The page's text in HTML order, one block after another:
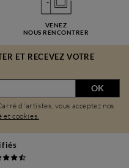
VENEZ
NOUS RENCONTRER
ET RECEVEZ VOTRE
OK
d'artistes, vous acceptez nos
cookies.